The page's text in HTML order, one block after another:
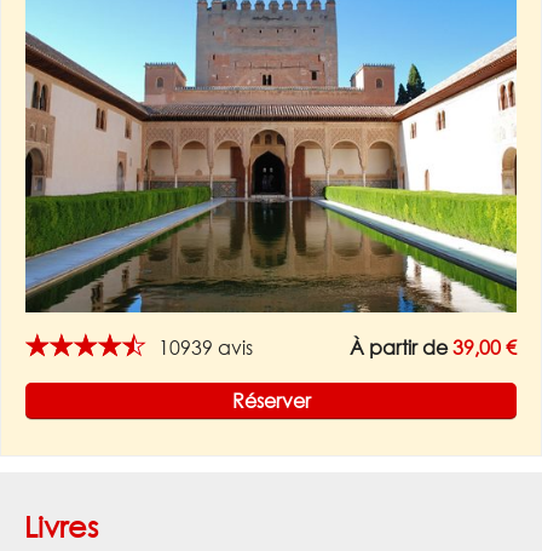
★★★★★ 10939 avis À partir de39,00 €
Réserver
Livres